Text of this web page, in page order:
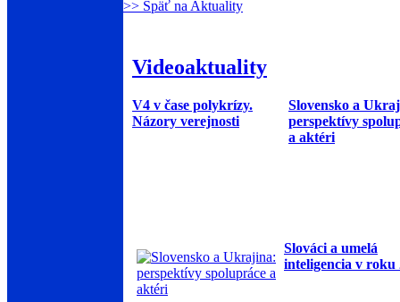
>> Späť na Aktuality
Videoaktuality
V4 v čase polykrízy.
Názory verejnosti
Slovensko a
perspektívy
a aktéri
Slováci a umelá
inteligencia v roku